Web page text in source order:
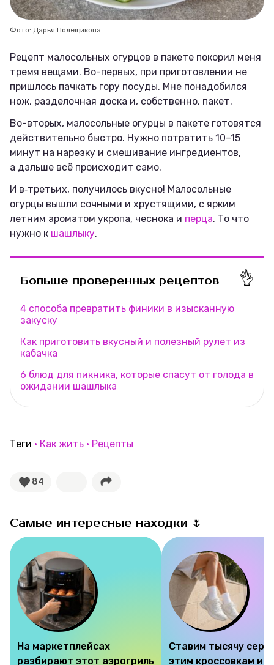
Фото: Дарья Полещикова
Рецепт малосольных огурцов в пакете покорил меня
тремя вещами. Во-первых, при приготовлении не
пришлось пачкать гору посуды. Мне понадобился
нож, разделочная доска и, собственно, пакет.
Во-вторых, малосольные огурцы в пакете готовятся
действительно быстро. Нужно потратить 10–15
минут на нарезку и смешивание ингредиентов,
а дальше всё происходит само.
И в‑третьих, получилось вкусно! Малосольные
огурцы вышли сочными и хрустящими, с ярким
летним ароматом укропа, чеснока и перца. То что
нужно к шашлыку.
Больше проверенных рецептов 👌
4 способа превратить финики в изысканную
закуску
Как приготовить вкусный и полезный рулет из
кабачка
6 блюд для пикника, которые спасут от голода в
ожидании шашлыка
Теги Как жить Рецепты
84
Самые интересные находки 🌷
На маркетплейсах
разбирают этот аэрогриль
Ставим тысячу
этим кроссовкам и